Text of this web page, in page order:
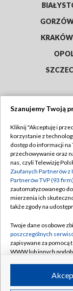
KRAKÓW
Abonament TVP
Emisja w TVP
Centrum
Naziemna
Rada
System NOS
Informacje o
Program dla
Szanujemy Twoją
Kliknij "Akceptuję i
korzystanie z
dostęp do informacji
przechowywanie oraz
nas, czyli Telewizję
Zaufanych Partnerów z
Partnerów TVP (93 firm)
zautomatyzowanego
mierzenia ich
także zgody na
Twoje dane osobowe
poszczególnych
zapisywane za pomocą
WWW lub innych
ruchu w Internecie.